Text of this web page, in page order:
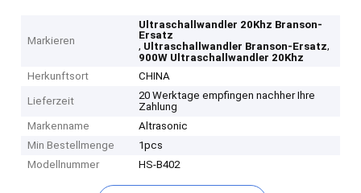
Markieren
Ultraschallwandler 20Khz Branson-
Ersatz
, Ultraschallwandler Branson-Ersatz,
900W Ultraschallwandler 20Khz
Herkunftsort
CHINA
Lieferzeit
20 Werktage empfingen nachher Ihre
Zahlung
Markenname
Altrasonic
Min Bestellmenge
1pcs
Modellnummer
HS-B402